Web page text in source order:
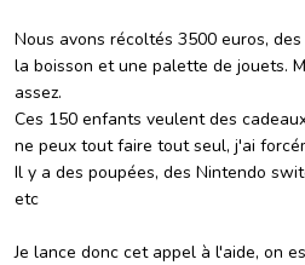
Nous avons récoltés 3500 euros,
la boisson et une palette de jouets.
assez.
Ces 150 enfants veulent des
ne peux tout faire tout seul, j'ai
Il y a des poupées, des Nintendo
etc
Je lance donc cet appel à l'aide, on